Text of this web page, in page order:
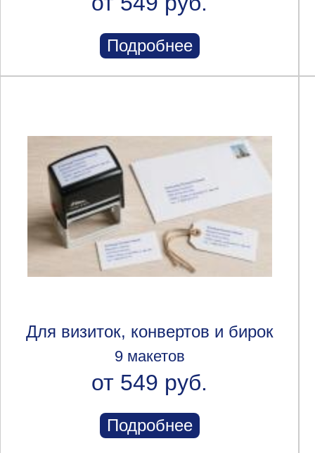
Подробнее
Для визиток, конвертов и бирок
9 макетов
от 549 руб.
Подробнее